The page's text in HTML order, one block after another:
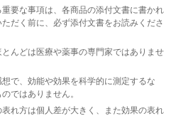
要な事項は、各商品の添付文書に書かれ
だく前に、必ず添付文書をお読みくださ
んどは医療や薬事の専門家ではありませ
で、効能や効果を科学的に測定するな
ではありません。
れ方は個人差が大きく、また効果の表れ